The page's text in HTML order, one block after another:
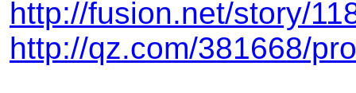
http://fusion.net/story/
http://qz.com/381668/